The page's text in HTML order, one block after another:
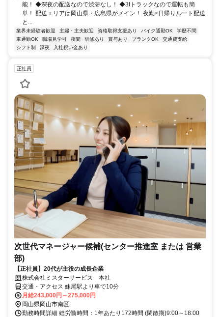
能！ ◆深夜の配送なので渋滞なし！ ◆3tトラックなので運転も簡
単！ 配送エリアは岡山県・広島県がメイン！ 夜勤×日帰りルート配送
と...
業界未経験者歓迎 主婦・主夫歓迎 資格取得支援あり バイク通勤OK
学歴不問
車通勤OK
職場見学可 夜間 研修あり 賞与あり ブランクOK
交通費支給
シフト制
深夜 入社祝い金あり
正社員
次世代マネージャー候補(センター推進室 または 営業
部)
【正社員】20代が主役の成長企業
株式会社ミスターサービス 本社
交通・アクセス 妹尾駅より車で10分
月給243,000円～275,000円
岡山県岡山市南区
勤務時間詳細 総労働時間：1年あたり172時間 (閑散期)9:00～18:00